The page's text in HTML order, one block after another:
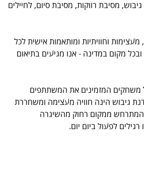
מסיבת רווקות, מסיבת סיום, לחיילים
וחוויתיות ומותאמות אישית לכל
מקום במדינה - אנו מגיעים בתיאום
משחקים המזמינים את המשתתפים
גיבוש הינה חוויה מעצימה ומשחררת
המתרחש ממקום רחוק מהשיגרה
לפעול ביום יום.